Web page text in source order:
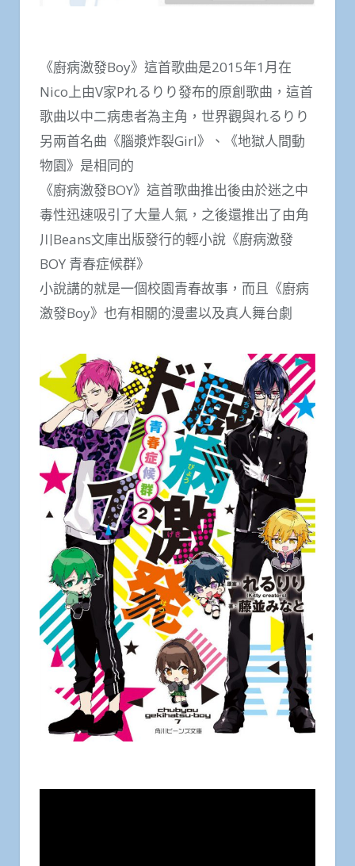
《廚病激發Boy》這首歌曲是2015年1月在
Nico上由V家Pれるりり發布的原創歌曲，這首
歌曲以中二病患者為主角，世界觀與れるりり
另兩首名曲《腦漿炸裂Girl》、《地獄人間動
物園》是相同的
《廚病激發BOY》這首歌曲推出後由於迷之中
毒性迅速吸引了大量人氣，之後還推出了由角
川Beans文庫出版發行的輕小說《廚病激發
BOY 青春症候群》
小說講的就是一個校園青春故事，而且《廚病
激發Boy》也有相關的漫畫以及真人舞台劇